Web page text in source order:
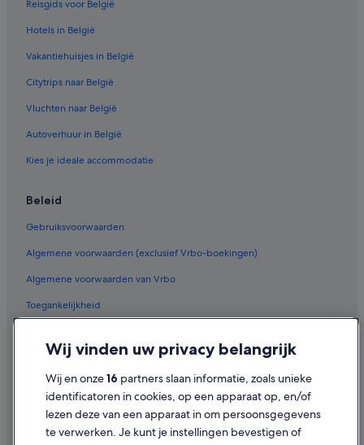
Reisgids voor België
Hotels in België
Vakantiehuisjes in België
Citytrips naar België
Vluchten naar België
Autoverhuur in België
Kies je ideale accommodatie
Beleid
Gebruiksvoorwaarden
Algemene voorwaarden (exclusief Vrbo-boekingen)
Algemene voorwaarden van Vrbo
Toegankelijkheid
Cookies
Juridische informatie/Contact
Inhoudsrichtlijnen en inhoud rapporteren
Wij vinden uw privacy belangrijk
Wij en onze16 partners slaan informatie, zoals unieke
identificatoren in cookies, op een apparaat op, en/of
lezen deze van een apparaat in om persoonsgegevens
te verwerken. Je kunt je instellingen bevestigen of